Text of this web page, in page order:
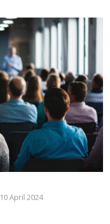
10 April 2024